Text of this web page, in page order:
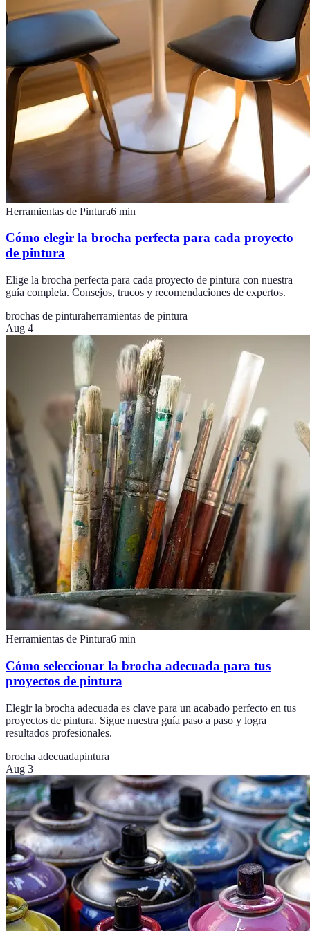
Herramientas de Pintura6 min
Cómo elegir la brocha perfecta para cada proyecto
de pintura
Elige la brocha perfecta para cada proyecto de pintura con nuestra
guía completa. Consejos, trucos y recomendaciones de expertos.
brochas de pinturaherramientas de pintura
Aug 4
Herramientas de Pintura6 min
Cómo seleccionar la brocha adecuada para tus
proyectos de pintura
Elegir la brocha adecuada es clave para un acabado perfecto en tus
proyectos de pintura. Sigue nuestra guía paso a paso y logra
resultados profesionales.
brocha adecuadapintura
Aug 3